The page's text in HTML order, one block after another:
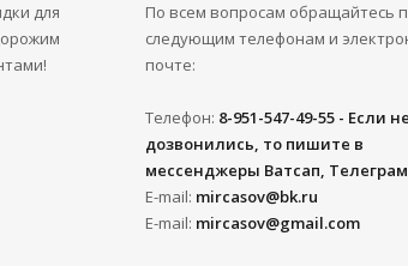
для
По всем вопросам обращайтесь
следующим телефонам и
почте:
Телефон: 8-951-547-49-55 - Если не
дозвонились, то пишите в
мессенджеры Ватсап,
E-mail: mircasov@bk.ru
E-mail: mircasov@gmail.com